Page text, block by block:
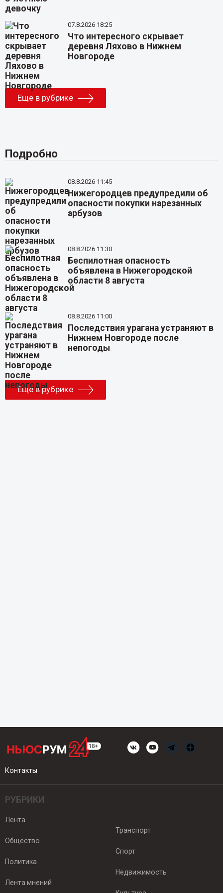
07.8.2026 18:25
Что интересного скрывает
деревня Ляхово в Нижнем
Новгороде
Еще в рубрике
Подробно
08.8.2026 11:45
Нижегородцев предупредили об
опасности покупки нарезанных
арбузов
08.8.2026 11:30
Беспилотная опасность
объявлена в Нижегородской
области 8 августа
08.8.2026 11:00
Последствия урагана устраняют в
Нижнем Новгороде после
непогоды
Еще в рубрике
Контакты
РУБРИКИ
Лента
Общество
Политика
Лента мнений
Транспорт
Спорт
Недвижимость